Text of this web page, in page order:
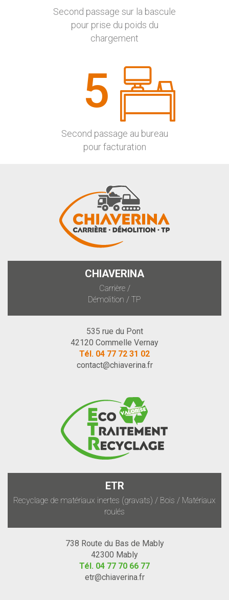
Second passage sur la bascule
pour prise du poids du
chargement
5
Second passage au bureau
pour facturation
CHIAVERINA
Carrière /
Démolition / TP
535 rue du Pont
42120 Commelle Vernay
Tél. 04 77 72 31 02
contact@chiaverina.fr
ETR
Recyclage de matériaux inertes (gravats) / Bois / Matériaux
roulés
738 Route du Bas de Mably
42300 Mably
Tél. 04 77 70 66 77
etr@chiaverina.fr